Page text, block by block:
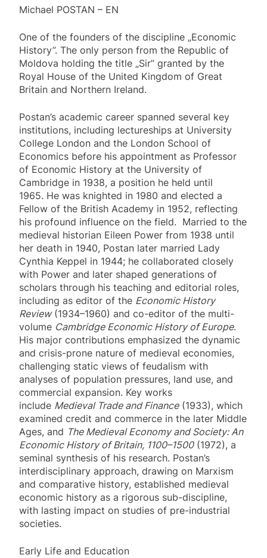
Michael POSTAN – EN
One of the founders of the discipline „Economic
History”. The only person from the Republic of
Moldova holding the title „Sir” granted by the
Royal House of the United Kingdom of Great
Britain and Northern Ireland.
Postan’s academic career spanned several key
institutions, including lectureships at University
College London and the London School of
Economics before his appointment as Professor
of Economic History at the University of
Cambridge in 1938, a position he held until
1965. He was knighted in 1980 and elected a
Fellow of the British Academy in 1952, reflecting
his profound influence on the field. Married to the
medieval historian Eileen Power from 1938 until
her death in 1940, Postan later married Lady
Cynthia Keppel in 1944; he collaborated closely
with Power and later shaped generations of
scholars through his teaching and editorial roles,
including as editor of the Economic History
Review(1934–1960) and co-editor of the multi-
volume Cambridge Economic History of Europe.
His major contributions emphasized the dynamic
and crisis-prone nature of medieval economies,
challenging static views of feudalism with
analyses of population pressures, land use, and
commercial expansion. Key works
include Medieval Trade and Finance(1933), which
examined credit and commerce in the later Middle
Ages, and The Medieval Economy and Society: An
Economic History of Britain, 1100–1500(1972), a
seminal synthesis of his research. Postan’s
interdisciplinary approach, drawing on Marxism
and comparative history, established medieval
economic history as a rigorous sub-discipline,
with lasting impact on studies of pre-industrial
societies.
Early Life and Education